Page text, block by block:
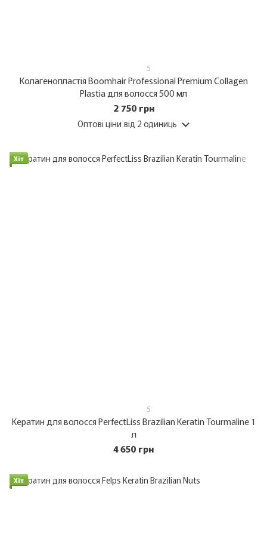
5
Колагенопластія Boomhair Professional Premium Collagen
Plastia для волосся 500 мл
2 750 грн
Оптові ціни від 2 одиниць
Хіт
5
Кератин для волосся PerfectLiss Brazilian Keratin Tourmaline 1
л
4 650 грн
Хіт